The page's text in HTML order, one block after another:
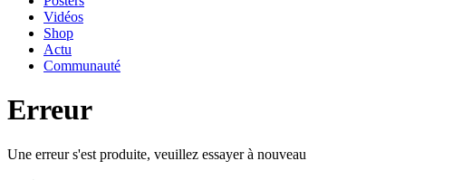
Vidéos
Shop
Actu
Communauté
Erreur
Une erreur s'est produite, veuillez essayer à nouveau